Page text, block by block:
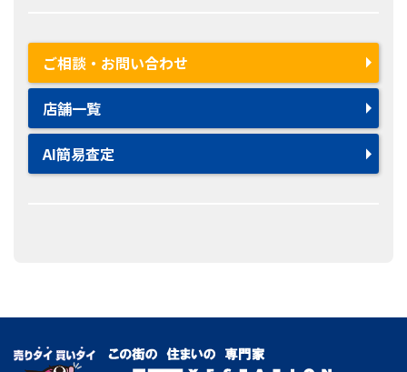
ご相談・お問い合わせ
店舗一覧
AI簡易査定